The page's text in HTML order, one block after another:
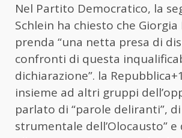
Nel Partito Democratico, la
Schlein ha chiesto che
prenda “una netta presa di
confronti di questa
dichiarazione”. la
insieme ad altri gruppi
parlato di “parole deliranti”,
strumentale dell’Olocausto”